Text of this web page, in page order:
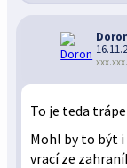
To je teda
Mohl by to být
vrací ze